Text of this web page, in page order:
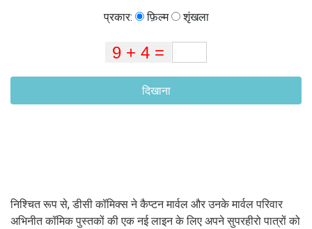
प्रकार: फ़िल्म शृंखला
दिखाना
निश्चित रूप से, डीसी कॉमिक्स ने कैप्टन मार्वल और उनके मार्वल परिवार
अभिनीत कॉमिक पुस्तकों की एक नई लाइन के लिए अपने सुपरहीरो पात्रों को